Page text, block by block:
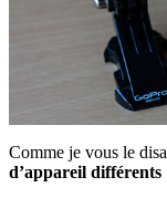
Comme je vous le
d’appareil différents